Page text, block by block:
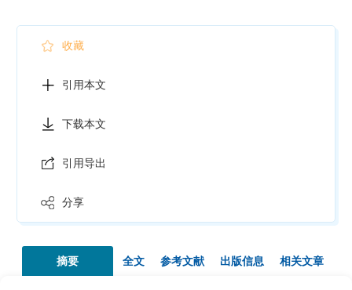
收藏
引用本文
下载本文
引用导出
分享
摘要 全文 参考文献 出版信息 相关文章